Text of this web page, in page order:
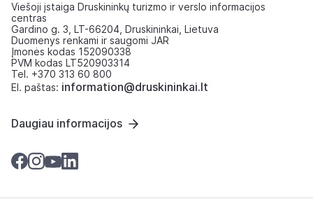
Viešoji įstaiga Druskininkų turizmo ir verslo informacijos
centras
Gardino g. 3, LT-66204, Druskininkai, Lietuva
Duomenys renkami ir saugomi JAR
Įmonės kodas 152090338
PVM kodas LT520903314
Tel. +370 313 60 800
El. paštas: information@druskininkai.lt
Daugiau informacijos